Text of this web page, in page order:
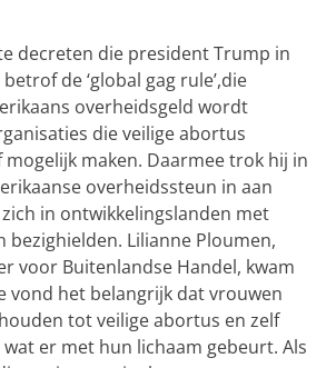
decreten die president Trump in
de ‘global gag rule’,die
overheidsgeld wordt
die veilige abortus
maken. Daarmee trok hij in
overheidssteun in aan
in ontwikkelingslanden met
bezighielden. Lilianne Ploumen,
voor Buitenlandse Handel, kwam
vond het belangrijk dat vrouwen
tot veilige abortus en zelf
er met hun lichaam gebeurt. Als